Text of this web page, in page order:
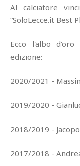
Al calciatore
“SoloLecce.it Best
Ecco l'albo
edizione:
2020/2021 -
2019/2020 -
2018/2019 -
2017/2018 -